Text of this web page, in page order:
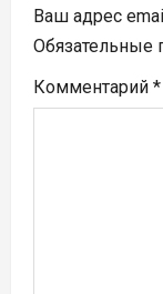
п
о
з
Ваш адрес
Обязательные
Комментарий *